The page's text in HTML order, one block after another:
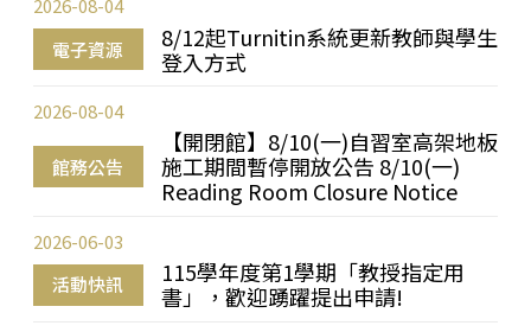
電子資源
8/12起Turnitin系統更新教師與學生
登入方式
2026-08-04
館務公告
【開閉館】8/10(一)自習室高架地板
施工期間暫停開放公告 8/10(一)
Reading Room Closure Notice
2026-08-04
活動快訊
115學年度第1學期「教授指定用
書」，歡迎踴躍提出申請!
2026-06-03